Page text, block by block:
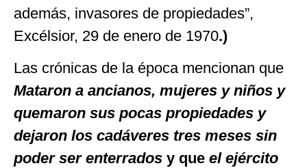
además, invasores de propiedades”,
Excélsior, 29 de enero de 1970.)
Las crónicas de la época mencionan que
Mataron a ancianos, mujeres y niños y
quemaron sus pocas propiedades y
dejaron los cadáveres tres meses sin
poder ser enterrados y que el ejército